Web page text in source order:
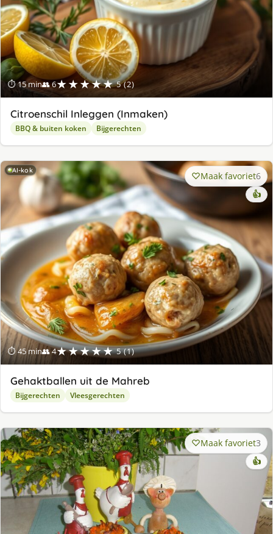
⏱ 15 min👥 6★★★★★ 5 (2)
Citroenschil Inleggen (Inmaken)
BBQ & buiten koken Bijgerechten
AI-kok
⏱ 45 min👥 4★★★★★ 5 (1)
Maak favoriet6
👍
Gehaktballen uit de Mahreb
Bijgerechten Vleesgerechten
Maak favoriet3
👍